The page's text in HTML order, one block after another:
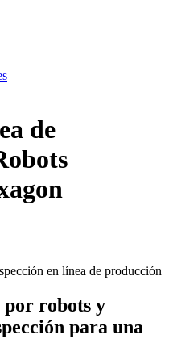
de
robots y
para una